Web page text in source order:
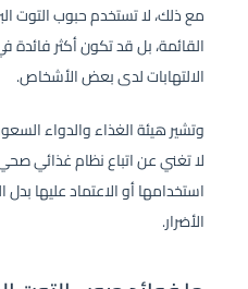
مع ذلك، لا تستخدم حبوب التوت
القائمة، بل قد تكون أكثر فائدة
الالتهابات لدى بعض الأشخاص.
وتشير هيئة الغذاء والدواء
لا تغني عن اتباع نظام غذائي
استخدامها أو الاعتماد عليها
الأضرار.